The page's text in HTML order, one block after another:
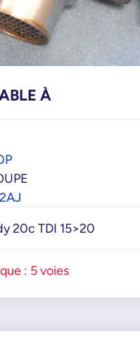
À
20c TDI 15>20
: 5 voies